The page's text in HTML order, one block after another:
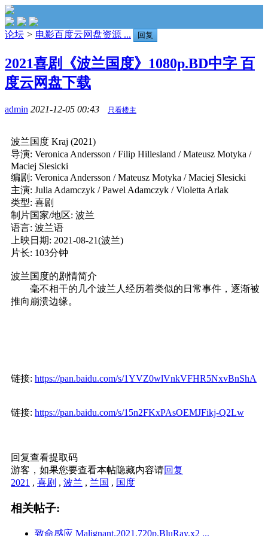
论坛 > 电影百度云网盘资源 ... 回复
2021喜剧《波兰国度》1080p.BD中字 百
度云网盘下载
admin 2021-12-05 00:43 只看楼主
波兰国度 Kraj (2021)
导演: Veronica Andersson / Filip Hillesland / Mateusz Motyka /
Maciej Slesicki
编剧: Veronica Andersson / Mateusz Motyka / Maciej Slesicki
主演: Julia Adamczyk / Pawel Adamczyk / Violetta Arlak
类型: 喜剧
制片国家/地区: 波兰
语言: 波兰语
上映日期: 2021-08-21(波兰)
片长: 103分钟
波兰国度的剧情简介
毫不相干的几个波兰人经历着类似的日常事件，逐渐被
推向崩溃边缘。
链接: https://pan.baidu.com/s/1YVZ0wlVnkVFHR5NxvBnShA
链接: https://pan.baidu.com/s/15n2FKxPAsOEMJFikj-Q2Lw
回复查看提取码
游客，如果您要查看本帖隐藏内容请回复
2021 , 喜剧 , 波兰 , 兰国 , 国度
相关帖子:
致命感应 Malignant.2021.720p.BluRay.x2 ...